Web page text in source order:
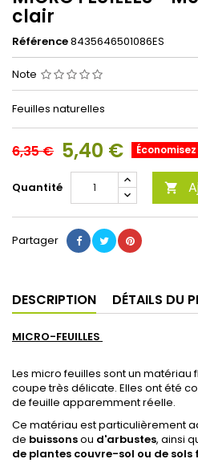
clair
Référence8435646501086ES
Note
Feuilles naturelles
6,35 € 5,40 € Économisez
Quantité 
Partager
DESCRIPTION DÉTAILS DU
MICRO-FEUILLES
Les micro feuilles sont un
coupe très délicate. Elles ont été
de feuille apparemment réelle.
Ce matériau est particulièrement
de buissonsou d'arbustes, ainsi
de plantes couvre-sol ou de sols